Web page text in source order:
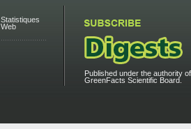
Statistiques
Web
Published under the authority
GreenFacts Scientific Board.